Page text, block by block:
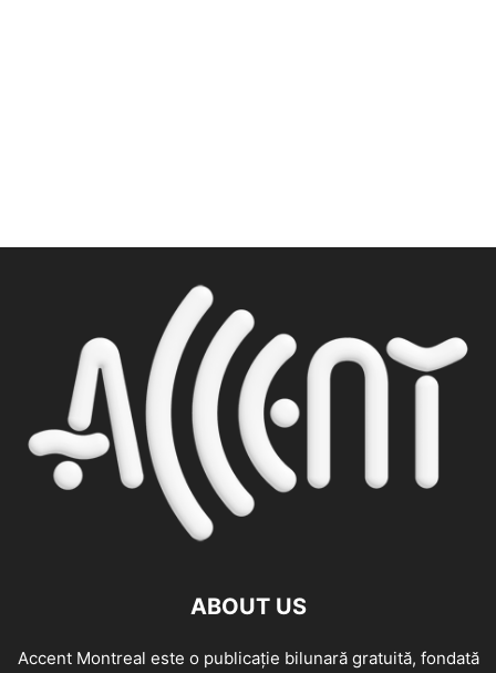
ABOUT US
Accent Montreal este o publicație bilunară gratuită, fondată